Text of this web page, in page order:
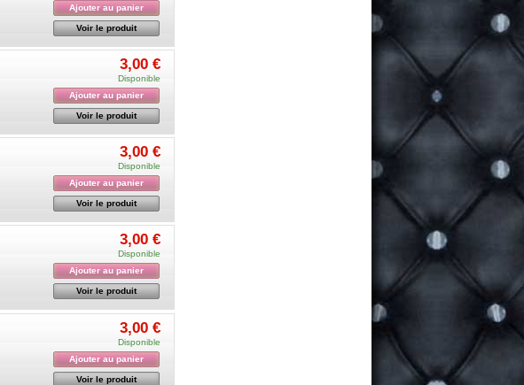
Ajouter au panier
Voir le produit
3,00 €
Disponible
Ajouter au panier
Voir le produit
3,00 €
Disponible
Ajouter au panier
Voir le produit
3,00 €
Disponible
Ajouter au panier
Voir le produit
3,00 €
Disponible
Ajouter au panier
Voir le produit